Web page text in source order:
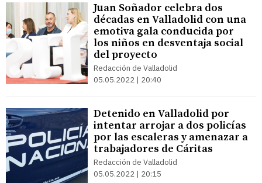
Juan Soñador celebra dos
décadas en Valladolid con una
emotiva gala conducida por
los niños en desventaja social
del proyecto
Redacción de Valladolid
05.05.2022 | 20:40
Detenido en Valladolid por
intentar arrojar a dos policías
por las escaleras y amenazar a
trabajadores de Cáritas
Redacción de Valladolid
05.05.2022 | 20:15